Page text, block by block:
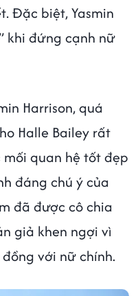
Đặc biệt, Yasmin
khi đứng cạnh nữ
Harrison, quá
Halle Bailey rất
quan hệ tốt đẹp
đáng chú ý của
đã được cô chia
giả khen ngợi vì
với nữ chính.